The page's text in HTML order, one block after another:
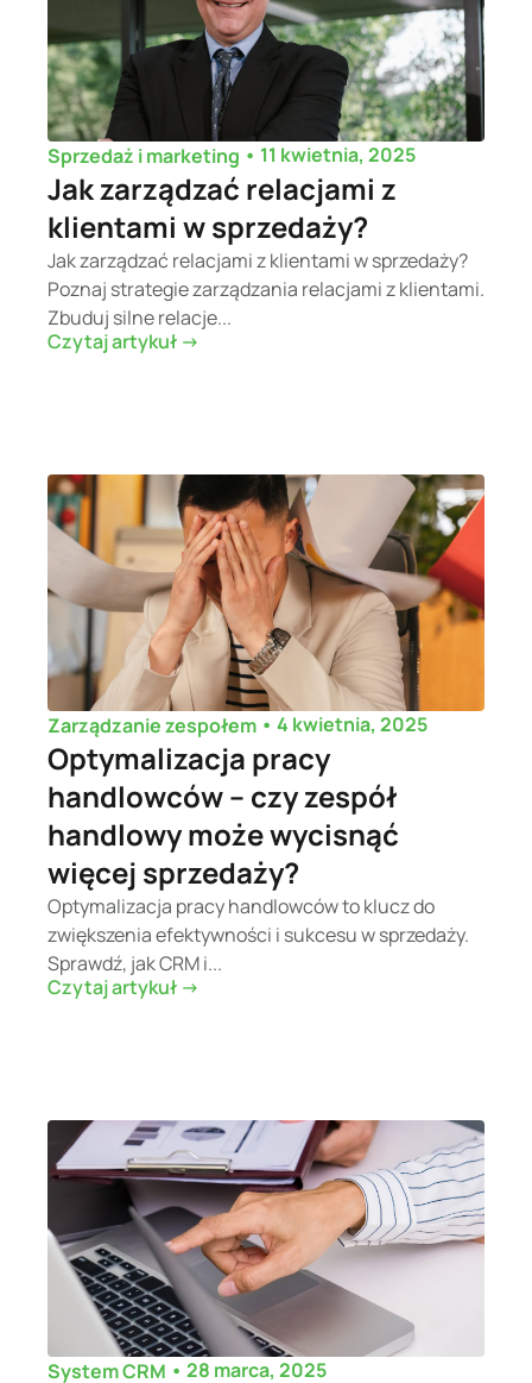
Sprzedaż i marketing • 11 kwietnia, 2025
Jak zarządzać relacjami z
klientami w sprzedaży?
Jak zarządzać relacjami z klientami w sprzedaży?
Poznaj strategie zarządzania relacjami z klientami.
Zbuduj silne relacje...
Czytaj artykuł ->
Zarządzanie zespołem • 4 kwietnia, 2025
Optymalizacja pracy
handlowców – czy zespół
handlowy może wycisnąć
więcej sprzedaży?
Optymalizacja pracy handlowców to klucz do
zwiększenia efektywności i sukcesu w sprzedaży.
Sprawdź, jak CRM i...
Czytaj artykuł ->
System CRM • 28 marca, 2025